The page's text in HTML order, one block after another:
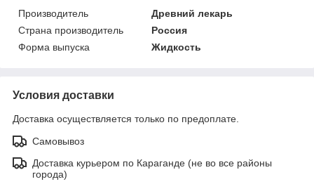
Производитель
Древний лекарь
Страна производитель
Россия
Форма выпуска
Жидкость
Условия доставки
Доставка осуществляется только по предоплате.
Самовывоз
Доставка курьером по Караганде (не во все районы
города)